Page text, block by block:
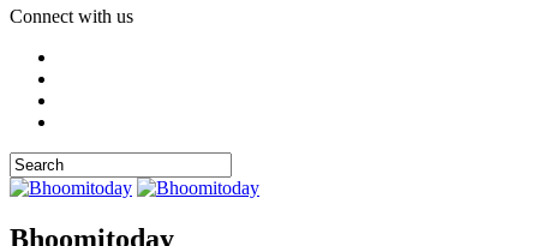
Connect with us
Bhoomitoday